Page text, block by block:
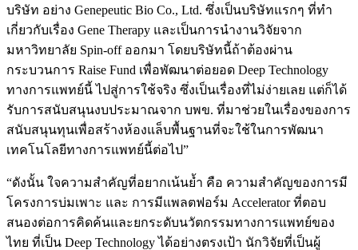
บริษัท อย่าง Genepeutic Bio Co., Ltd. ซึ่งเป็นบริษัทแรกๆ ที่ทำ
เกี่ยวกับเรื่อง Gene Therapy และเป็นการนำงานวิจัยจาก
มหาวิทยาลัย Spin-off ออกมา โดยบริษัทนี้ถ้าต้องผ่าน
กระบวนการ Raise Fund เพื่อพัฒนาต่อยอด Deep Technology
ทางการแพทย์นี้ ไปสู่การใช้จริง ซึ่งเป็นเรื่องที่ไม่ง่ายเลย แต่ก็ได้
รับการสนับสนุนงบประมาณจาก บพข. ที่มาช่วยในเรื่องของการ
สนับสนุนทุนเพื่อสร้างห้องแล็บพื้นฐานที่จะใช้ในการพัฒนา
เทคโนโลยีทางการแพทย์นี้ต่อไป”
“ดังนั้น ใจความสำคัญที่อยากเน้นย้ำ คือ ความสำคัญของการมี
โครงการบ่มเพาะ และ การมีแพลตฟอร์ม Accelerator ที่ตอบ
สนองต่อการคิดค้นและยกระดับนวัตกรรมทางการแพทย์ของ
ไทย ที่เป็น Deep Technology ได้อย่างตรงเป้า นักวิจัยที่เป็นผู้